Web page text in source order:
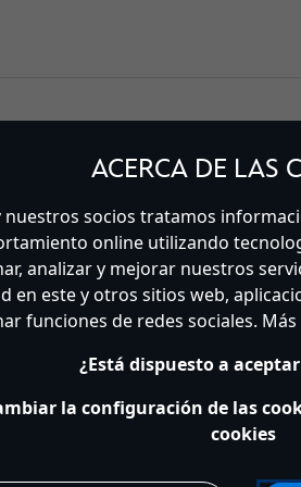
Llévate a casa un trocito del
sentado tiernamente con el
recibir mimitos y vivir pequeñas
cariñosas del Bosque, una
La magia en los detalles
Producto inspirado en Lo mejor
Escultura detallada
Acabado mullido
Artículos a juego disponibles (de
ACERCA DE LAS
nuestros socios tratamos
online utilizando
analizar y mejorar nuestros
en este y otros sitios web,
funciones de redes sociales.
¿Está dispuesto a
la configuración de las
cookies